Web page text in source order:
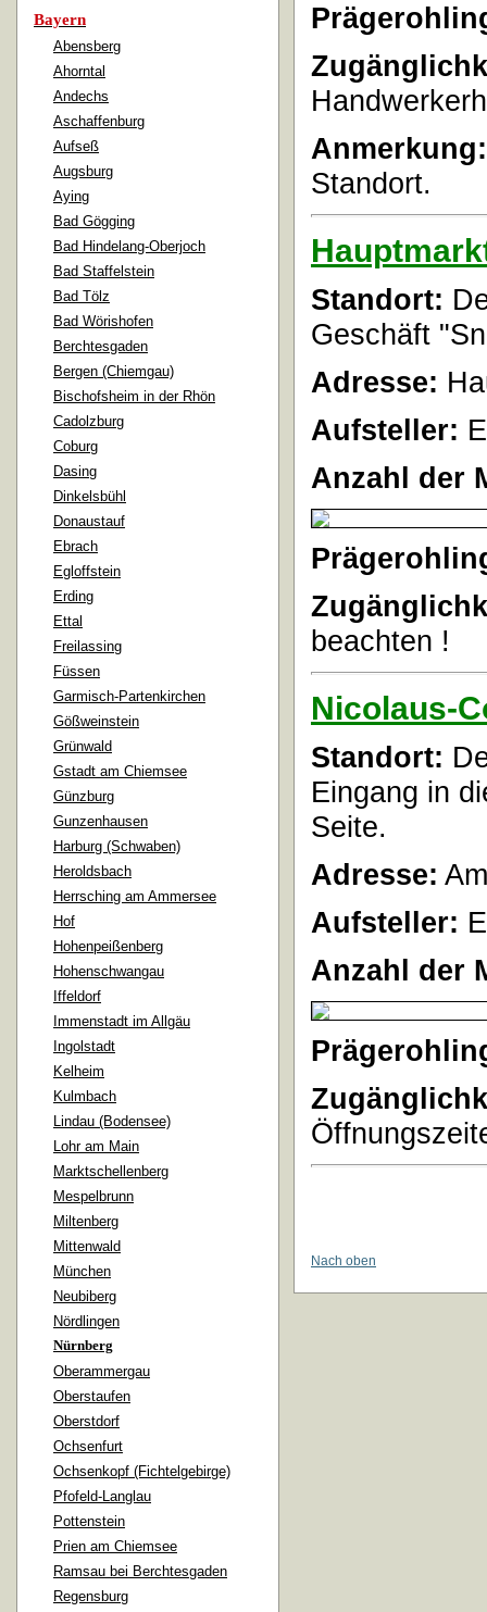
Bayern
Abensberg
Ahorntal
Andechs
Aschaffenburg
Aufseß
Augsburg
Aying
Bad Gögging
Bad Hindelang-Oberjoch
Bad Staffelstein
Bad Tölz
Bad Wörishofen
Berchtesgaden
Bergen (Chiemgau)
Bischofsheim in der Rhön
Cadolzburg
Coburg
Dasing
Dinkelsbühl
Donaustauf
Ebrach
Egloffstein
Erding
Ettal
Freilassing
Füssen
Garmisch-Partenkirchen
Gößweinstein
Grünwald
Gstadt am Chiemsee
Günzburg
Gunzenhausen
Harburg (Schwaben)
Heroldsbach
Herrsching am Ammersee
Hof
Hohenpeißenberg
Hohenschwangau
Iffeldorf
Immenstadt im Allgäu
Ingolstadt
Kelheim
Kulmbach
Lindau (Bodensee)
Lohr am Main
Marktschellenberg
Mespelbrunn
Miltenberg
Mittenwald
München
Neubiberg
Nördlingen
Nürnberg
Oberammergau
Oberstaufen
Oberstdorf
Ochsenfurt
Ochsenkopf (Fichtelgebirge)
Pfofeld-Langlau
Pottenstein
Prien am Chiemsee
Ramsau bei Berchtesgaden
Regensburg
Anmerkung:
Standort.
Standort:
Geschäft
Adresse:
Aufsteller:
Anzahl der
beachten !
Nicolaus-
Standort:
Eingang in
Seite.
Adresse:
Aufsteller:
Anzahl der
Nach oben